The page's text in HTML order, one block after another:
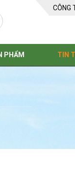
CÔNG
PHẨM TIN